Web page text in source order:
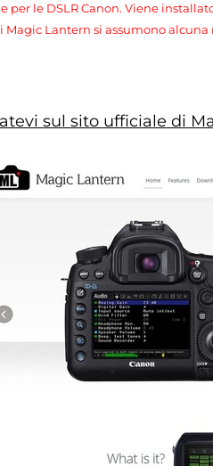
le DSLR Canon. Viene
Magic Lantern si assumono
sul sito ufficiale di